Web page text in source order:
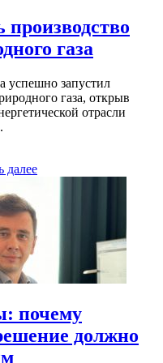
производство
газа
успешно запустил
газа, открыв
отрасли
далее
почему
должно